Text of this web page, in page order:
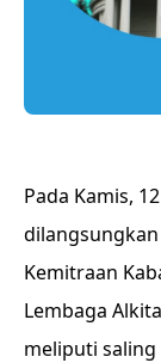
Pada Kamis,
dilangsungkan
Kemitraan
Lembaga
meliputi